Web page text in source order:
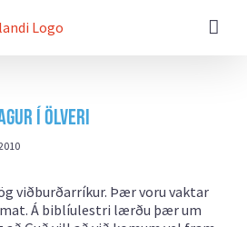
í Ölveri
viðburðarríkur. Þær voru vaktar
Á biblíulestri lærðu þær um